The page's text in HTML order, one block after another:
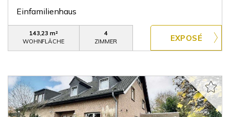
Einfamilienhaus
143,23 m²
WOHNFLÄCHE
4
ZIMMER